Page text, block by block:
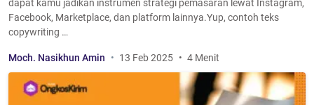
dapat kamu jadikan instrumen strategi pemasaran lewat Instagram,
Facebook, Marketplace, dan platform lainnya.Yup, contoh teks
copywriting …
Moch. Nasikhun Amin 13 Feb 2025 4 Menit